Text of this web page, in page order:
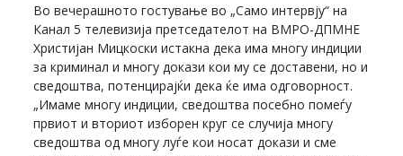
Во вечерашното гостување во „Само интервју“ на
Канал 5 телевизија претседателот на ВМРО-ДПМНЕ
Христијан Мицкоски истакна дека има многу индиции
за криминал и многу докази кои му се доставени, но и
сведоштва, потенцирајќи дека ќе има одговорност.
„Имаме многу индиции, сведоштва посебно помеѓу
првиот и вториот изборен круг се случија многу
сведоштва од многу луѓе кои носат докази и сме